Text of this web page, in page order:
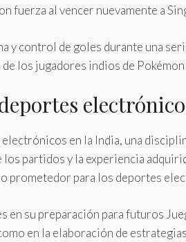
fuerza al vencer nuevamente a
control de goles durante una
los jugadores indios de
en la India, una
los partidos y la experiencia
prometedor para los deportes
su preparación para futuros
en la elaboración de